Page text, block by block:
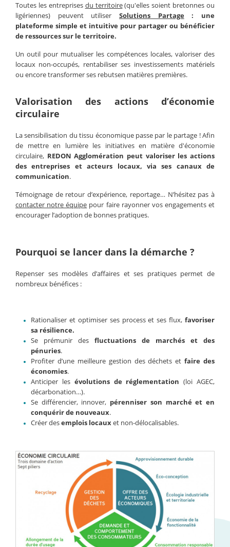
Toutes les entreprises du territoire(qu'elles soient bretonnes ou
ligériennes) peuvent utiliser Solutions Partage : une
plateforme simple et intuitive pour partager ou bénéficier
de ressources sur le territoire.
Un outil pour mutualiser les compétences locales, valoriser des
locaux non-occupés, rentabiliser ses investissements matériels
ou encore transformer ses rebutsen matières premières.
Valorisation des actions d’économie
circulaire
La sensibilisation du tissu économique passe par le partage ! Afin
de mettre en lumière les initiatives en matière d'économie
circulaire, REDON Agglomération peut valoriser les actions
des entreprises et acteurs locaux, via ses canaux de
communication.
Témoignage de retour d’expérience, reportage… N’hésitez pas à
contacter notre équipe pour faire rayonner vos engagements et
encourager l’adoption de bonnes pratiques.
Pourquoi se lancer dans la démarche ?
Repenser ses modèles d’affaires et ses pratiques permet de
nombreux bénéfices :
Rationaliser et optimiser ses process et ses flux, favoriser
sa résilience.
Se prémunir des fluctuations de marchés et des
pénuries.
Profiter d’une meilleure gestion des déchets etfaire des
économies.
Anticiper les évolutions de réglementation (loi AGEC,
décarbonation…).
Se différencier, innover, pérenniser son marché et en
conquérir de nouveaux.
Créer desemplois locauxet non-délocalisables.